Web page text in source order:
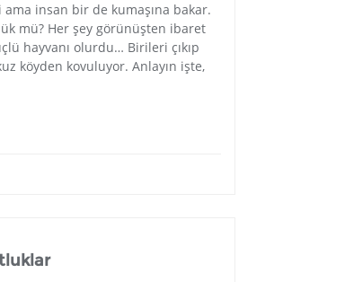
insan bir de kumaşına bakar.
mü? Her şey görünüşten ibaret
hayvanı olurdu… Birileri çıkıp
köyden kovuluyor. Anlayın işte,